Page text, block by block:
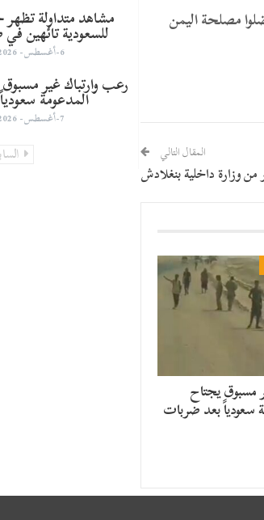
مصلحة اليمن
المقال التالي
وزارة داخلية بنغلادش
مسبوق يجتاح
سعودياً بعد ضربات
مشاهد متداولة تظهر
للسعودية تائهين
6-أغسطس- 2026
رعب وارتباك غير
المدعومة
7-أغسطس- 2026